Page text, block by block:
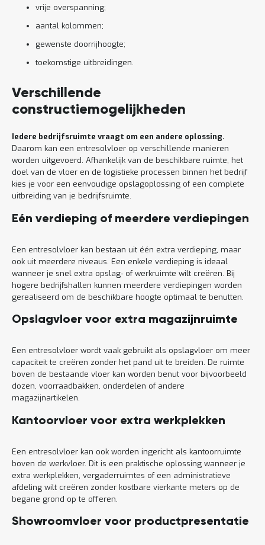
vrije overspanning;
aantal kolommen;
gewenste doorrijhoogte;
toekomstige uitbreidingen.
Verschillende
constructiemogelijkheden
Iedere bedrijfsruimte vraagt om een andere oplossing.
Daarom kan een entresolvloer op verschillende manieren
worden uitgevoerd. Afhankelijk van de beschikbare ruimte, het
doel van de vloer en de logistieke processen binnen het bedrijf
kies je voor een eenvoudige opslagoplossing of een complete
uitbreiding van je bedrijfsruimte.
Eén verdieping of meerdere verdiepingen
Een entresolvloer kan bestaan uit één extra verdieping, maar
ook uit meerdere niveaus. Een enkele verdieping is ideaal
wanneer je snel extra opslag- of werkruimte wilt creëren. Bij
hogere bedrijfshallen kunnen meerdere verdiepingen worden
gerealiseerd om de beschikbare hoogte optimaal te benutten.
Opslagvloer voor extra magazijnruimte
Een entresolvloer wordt vaak gebruikt als opslagvloer om meer
capaciteit te creëren zonder het pand uit te breiden. De ruimte
boven de bestaande vloer kan worden benut voor bijvoorbeeld
dozen, voorraadbakken, onderdelen of andere
magazijnartikelen.
Kantoorvloer voor extra werkplekken
Een entresolvloer kan ook worden ingericht als kantoorruimte
boven de werkvloer. Dit is een praktische oplossing wanneer je
extra werkplekken, vergaderruimtes of een administratieve
afdeling wilt creëren zonder kostbare vierkante meters op de
begane grond op te offeren.
Showroomvloer voor productpresentatie